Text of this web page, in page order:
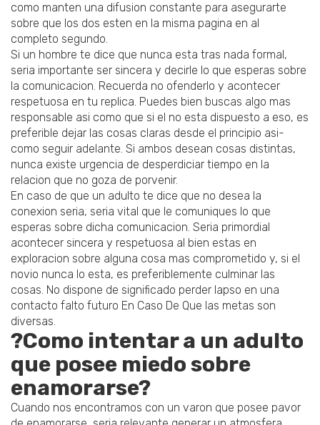
como manten una difusion constante para asegurarte
sobre que los dos esten en la misma pagina en al
completo segundo.
Si un hombre te dice que nunca esta tras nada formal,
seri­a importante ser sincera y decirle lo que esperas sobre
la comunicacion. Recuerda no ofenderlo y acontecer
respetuosa en tu replica. Puedes bien buscas algo mas
responsable asi­ como que si el no esta dispuesto a eso, es
preferible dejar las cosas claras desde el principio asi­
como seguir adelante. Si ambos desean cosas distintas,
nunca existe urgencia de desperdiciar tiempo en la
relacion que no goza de porvenir.
En caso de que un adulto te dice que no desea la
conexion seria, seri­a vital que le comuniques lo que
esperas sobre dicha comunicacion. Seri­a primordial
acontecer sincera y respetuosa al bien estas en
exploracion sobre alguna cosa mas comprometido y, si el
novio nunca lo esta, es preferiblemente culminar las
cosas. No dispone de significado perder lapso en una
contacto falto futuro En Caso De Que las metas son
diversas.
?Como intentar a un adulto
que posee miedo sobre
enamorarse?
Cuando nos encontramos con un varon que posee pavor